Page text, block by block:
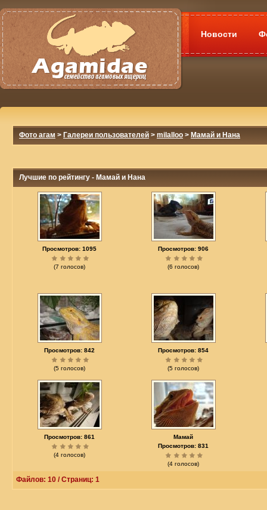
Новости
Фото агам > Галереи пользователей > milalloo > Мамай и Нана
Лучшие по рейтингу - Мамай и Нана
Просмотров: 1095
(7 голосов)
Просмотров: 906
(6 голосов)
Просмотров: 842
(5 голосов)
Просмотров: 854
(5 голосов)
Просмотров: 861
(4 голосов)
Мамай
Просмотров: 831
(4 голосов)
Файлов: 10 / Страниц: 1